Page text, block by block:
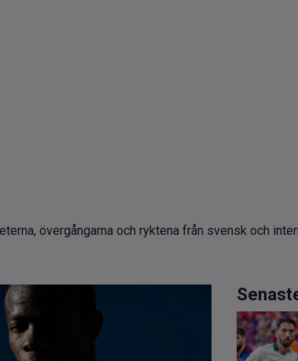
övergångarna och ryktena från svensk och